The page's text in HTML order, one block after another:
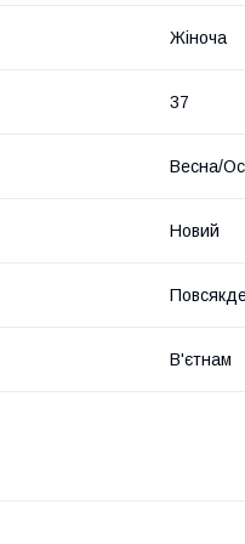
Жіноча
37
Весна/
Новий
В'єтнам